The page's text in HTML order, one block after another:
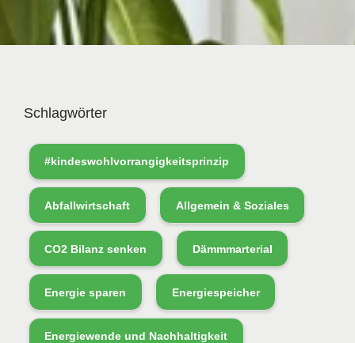
Schlagwörter
#kindeswohlvorrangigkeitsprinzip
Abfallwirtschaft Allgemein & Soziales
CO2 Bilanz senken Dämmmarterial
Energie sparen Energiespeicher
Energiewende und Nachhaltigkeit